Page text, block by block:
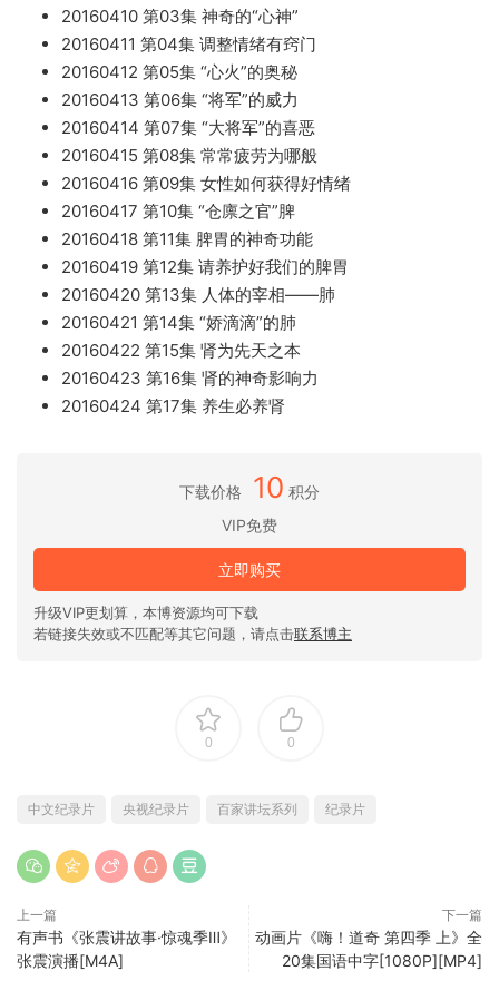
20160410 第03集 神奇的“心神”
20160411 第04集 调整情绪有窍门
20160412 第05集 “心火”的奥秘
20160413 第06集 “将军”的威力
20160414 第07集 “大将军”的喜恶
20160415 第08集 常常疲劳为哪般
20160416 第09集 女性如何获得好情绪
20160417 第10集 “仓廪之官”脾
20160418 第11集 脾胃的神奇功能
20160419 第12集 请养护好我们的脾胃
20160420 第13集 人体的宰相——肺
20160421 第14集 “娇滴滴”的肺
20160422 第15集 肾为先天之本
20160423 第16集 肾的神奇影响力
20160424 第17集 养生必养肾
下载价格 10 积分
VIP免费
立即购买
升级VIP更划算，本博资源均可下载
若链接失效或不匹配等其它问题，请点击联系博主
0 0
中文纪录片 央视纪录片 百家讲坛系列 纪录片
上一篇
有声书《张震讲故事·惊魂季Ⅲ》
张震演播[M4A]
下一篇
动画片《嗨！道奇 第四季 上》全
20集国语中字[1080P][MP4]